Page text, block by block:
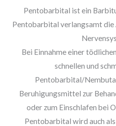
Pentobarbital ist ein
Pentobarbital verlangsamt
Bei Einnahme einer
schnellen und
Pentobarbital/
Beruhigungsmittel zur
oder zum Einschlafen bei
Pentobarbital wird auch